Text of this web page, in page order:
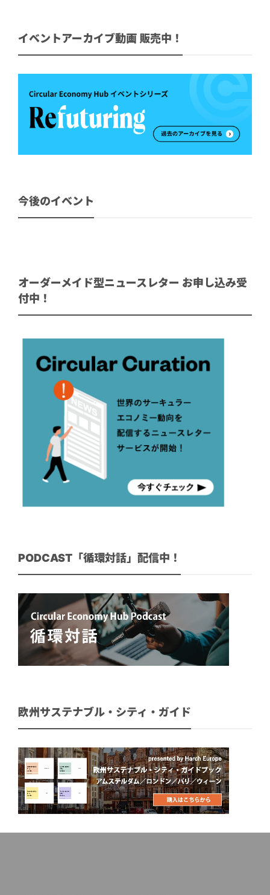
イベントアーカイブ動画 販売中！
今後のイベント
オーダーメイド型ニュースレター お申し込み受
付中！
PODCAST「循環対話」配信中！
欧州サステナブル・シティ・ガイド